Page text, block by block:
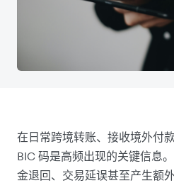
在日常跨境转账、接收境外付
BIC 码是高频出现的关键信息
金退回、交易延误甚至产生额